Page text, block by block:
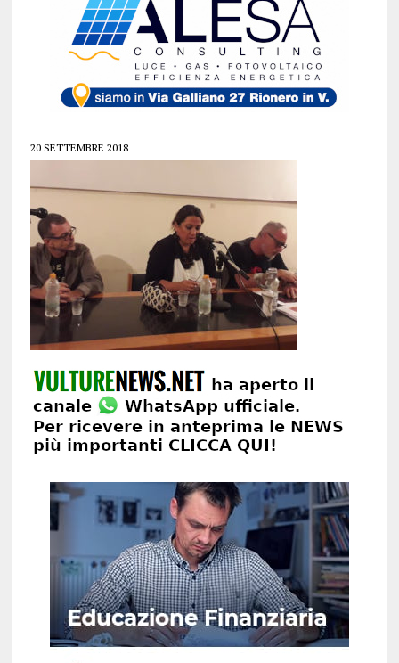
20 SETTEMBRE 2018